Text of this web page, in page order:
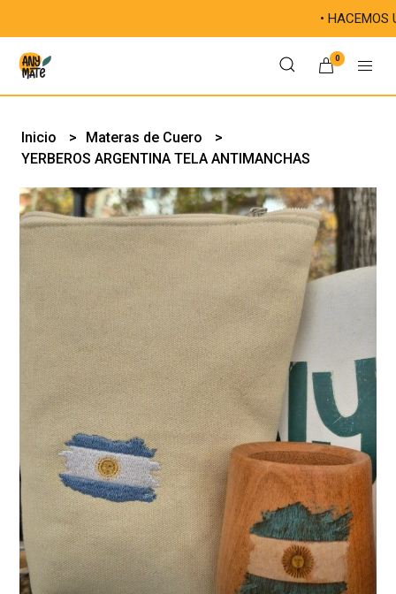
• HACEMOS ÚNICAS
0
Inicio
Materas de Cuero
YERBEROS ARGENTINA TELA ANTIMANCHAS